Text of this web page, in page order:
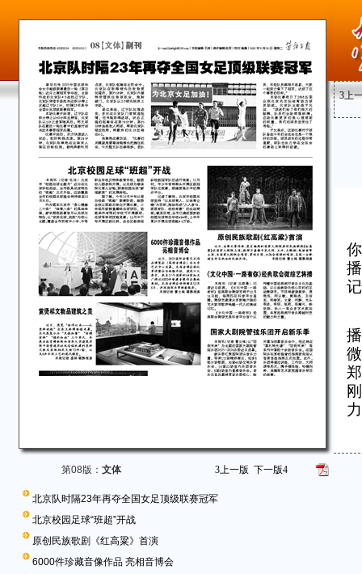
第08版： 文体 3上一版 下一版4
北京队时隔23年再夺全国女足顶级联赛冠军
北京校园足球“班超”开战
原创民族歌剧《红高粱》首演
6000件珍藏音像作品 亮相音博会
3上